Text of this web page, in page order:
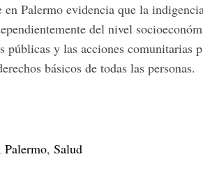
en Palermo evidencia que la
del nivel
públicas y las acciones comunitarias
básicos de todas las personas.
Palermo, Salud